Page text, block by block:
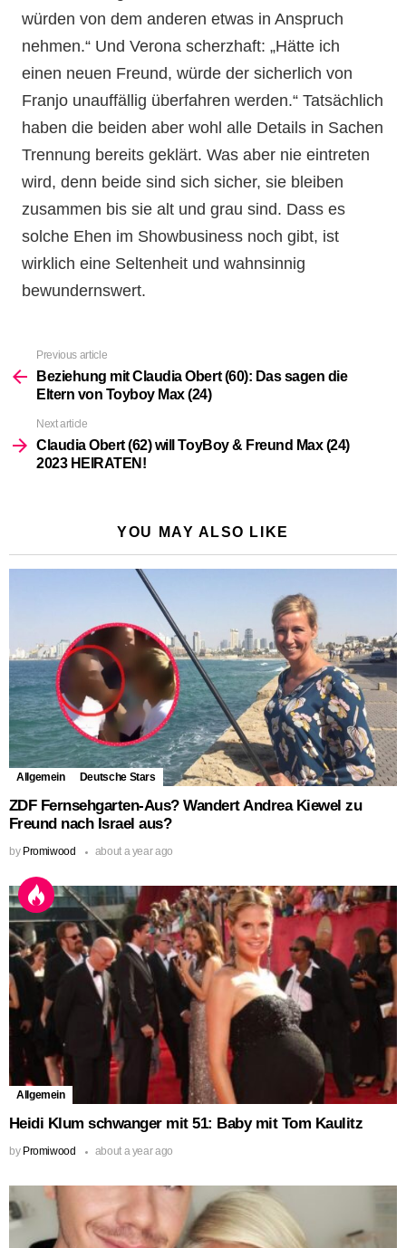
würden von dem anderen etwas in Anspruch
nehmen.“ Und Verona scherzhaft: „Hätte ich
einen neuen Freund, würde der sicherlich von
Franjo unauffällig überfahren werden.“ Tatsächlich
haben die beiden aber wohl alle Details in Sachen
Trennung bereits geklärt. Was aber nie eintreten
wird, denn beide sind sich sicher, sie bleiben
zusammen bis sie alt und grau sind. Dass es
solche Ehen im Showbusiness noch gibt, ist
wirklich eine Seltenheit und wahnsinnig
bewundernswert.
more
Previous article
Beziehung mit Claudia Obert (60): Das sagen die
Eltern von Toyboy Max (24)
Next article
Claudia Obert (62) will ToyBoy & Freund Max (24)
2023 HEIRATEN!
YOU MAY ALSO LIKE
Allgemein Deutsche Stars
ZDF Fernsehgarten-Aus? Wandert Andrea Kiewel zu
Freund nach Israel aus?
by Promiwood about a year ago
Allgemein
Heidi Klum schwanger mit 51: Baby mit Tom Kaulitz
by Promiwood about a year ago